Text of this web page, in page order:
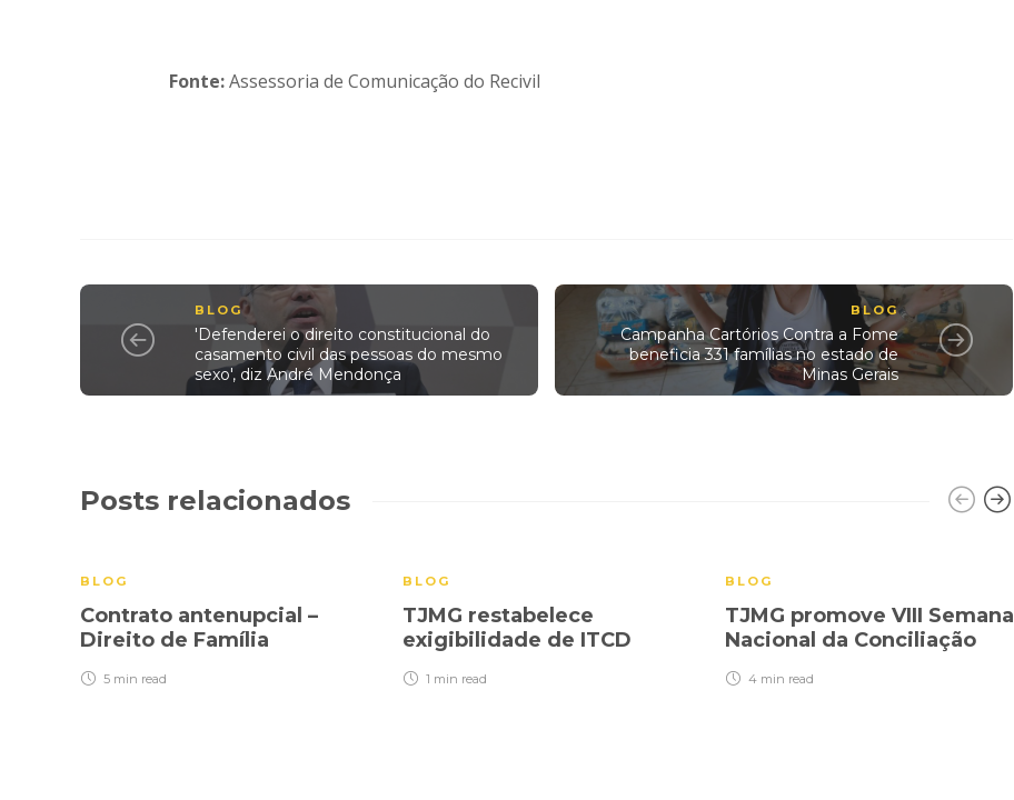
Fonte:Assessoria de Comunicação do Recivil
BLOG
'Defenderei o direito constitucional do
casamento civil das pessoas do mesmo
sexo', diz André Mendonça
BLOG
Campanha Cartórios Contra a Fome
beneficia 331 famílias no estado de
Minas Gerais
Posts relacionados
BLOG
Contrato antenupcial –
Direito de Família
5 min read
BLOG
TJMG restabelece
exigibilidade de ITCD
1 min read
BLOG
TJMG promove VIII Semana
Nacional da Conciliação
4 min read